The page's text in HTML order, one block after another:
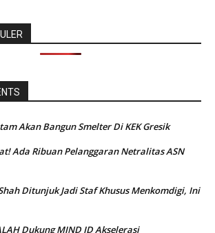
Akan Bangun Smelter Di KEK Gresik
Ada Ribuan Pelanggaran Netralitas ASN
Ditunjuk Jadi Staf Khusus Menkomdigi, Ini
Dukung MIND ID Akselerasi